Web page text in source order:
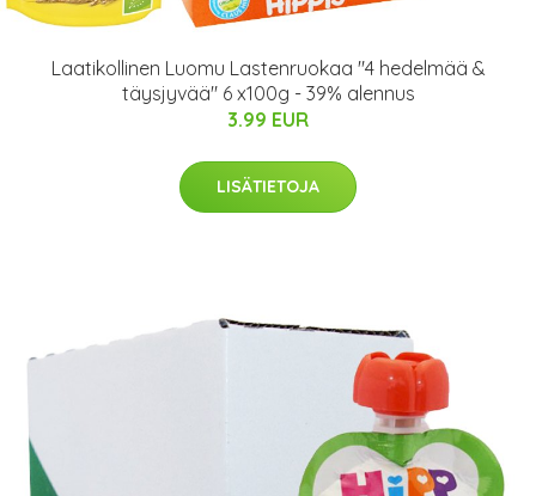
Laatikollinen Luomu Lastenruokaa "4 hedelmää &
täysjyvää" 6 x100g - 39% alennus
3.99 EUR
LISÄTIETOJA